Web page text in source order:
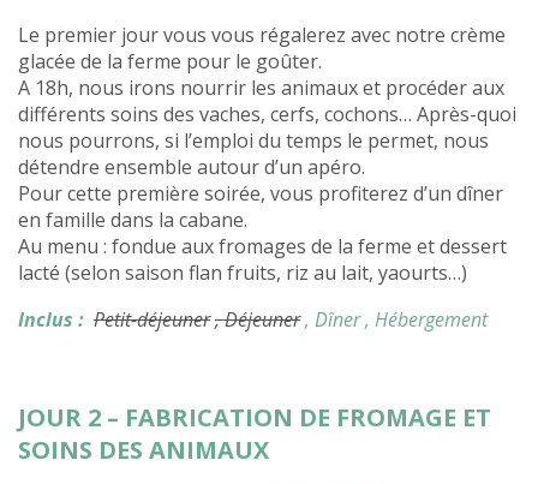
Le premier jour vous vous régalerez avec notre crème
glacée de la ferme pour le goûter.
A 18h, nous irons nourrir les animaux et procéder aux
différents soins des vaches, cerfs, cochons… Après-quoi
nous pourrons, si l’emploi du temps le permet, nous
détendre ensemble autour d’un apéro.
Pour cette première soirée, vous profiterez d’un dîner
en famille dans la cabane.
Au menu : fondue aux fromages de la ferme et dessert
lacté (selon saison flan fruits, riz au lait, yaourts…)
Inclus : Petit-déjeuner, Déjeuner, Dîner, Hébergement
JOUR 2 – FABRICATION DE FROMAGE ET
SOINS DES ANIMAUX